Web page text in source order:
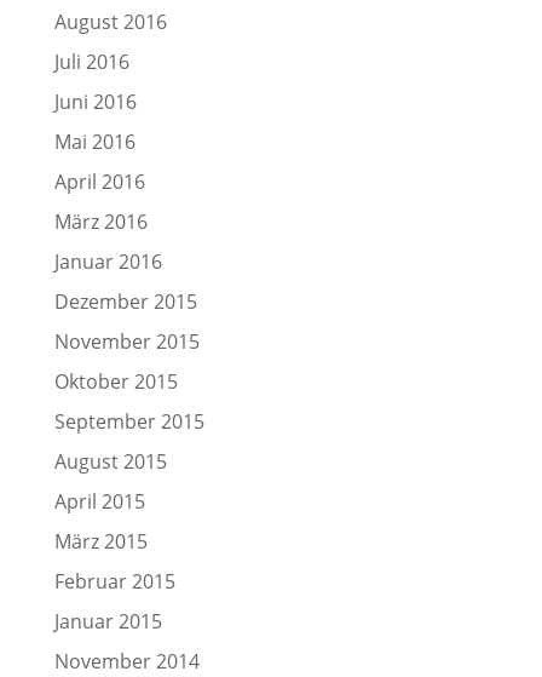
August 2016
Juli 2016
Juni 2016
Mai 2016
April 2016
März 2016
Januar 2016
Dezember 2015
November 2015
Oktober 2015
September 2015
August 2015
April 2015
März 2015
Februar 2015
Januar 2015
November 2014